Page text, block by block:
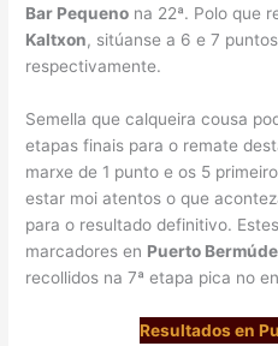
Bar Pequeno na 22ª. Polo que
Kaltxon, sitúanse a 6 e 7
respectivamente.
Semella que calqueira cousa
etapas finais para o remate
marxe de 1 punto e os 5
estar moi atentos o que
para o resultado definitivo.
marcadores en Puerto
recollidos na 7ª etapa pica no
Resultados en